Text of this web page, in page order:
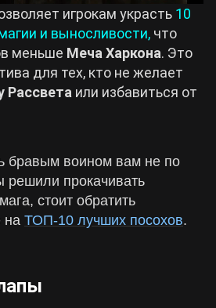
игрокам украсть 10
и выносливости, что
меньше Меча Харкона. Это
для тех, кто не желает
Рассвета или избавиться от
бравым воином вам не по
решили прокачивать
стоит обратить
на ТОП-10 лучших посохов.